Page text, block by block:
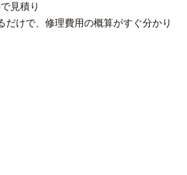
で見積り
だけで、修理費用の概算がすぐ分かり